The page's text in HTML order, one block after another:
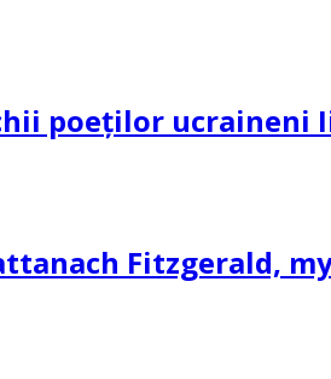
poeților ucraineni
Fitzgerald,